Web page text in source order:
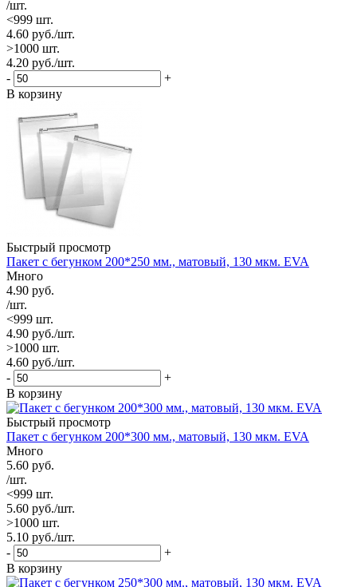
/шт.
<999 шт.
4.60 руб./шт.
>1000 шт.
4.20 руб./шт.
-
+
В корзину
Быстрый просмотр
Пакет с бегунком 200*250 мм., матовый, 130 мкм. EVA
Много
4.90 руб.
/шт.
<999 шт.
4.90 руб./шт.
>1000 шт.
4.60 руб./шт.
-
+
В корзину
Быстрый просмотр
Пакет с бегунком 200*300 мм., матовый, 130 мкм. EVA
Много
5.60 руб.
/шт.
<999 шт.
5.60 руб./шт.
>1000 шт.
5.10 руб./шт.
-
+
В корзину